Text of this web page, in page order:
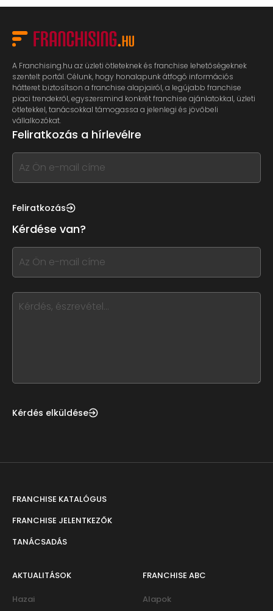
A Franchising.hu az üzleti ötleteknek és franchise lehetőségeknek
szentelt portál. Célunk, hogy honalapunk átfogó információs
hátteret biztosítson a franchise alapjairól, a legújabb franchise
piaci trendekről, egyszersmind konkrét franchise ajánlatokkal, üzleti
ötletekkel, tanácsokkal támogassa a jelenlegi és jövőbeli
vállalkozókat.
Feliratkozás a hírlevélre
If
you
this,
this
form
field
blank
Feliratkozás
Kérdése van?
If
you
this,
Kérdés elküldése
FRANCHISE KATALÓGUS
FRANCHISE JELENTKEZŐK
TANÁCSADÁS
AKTUALITÁSOK
Hazai
FRANCHISE ABC
Alapok